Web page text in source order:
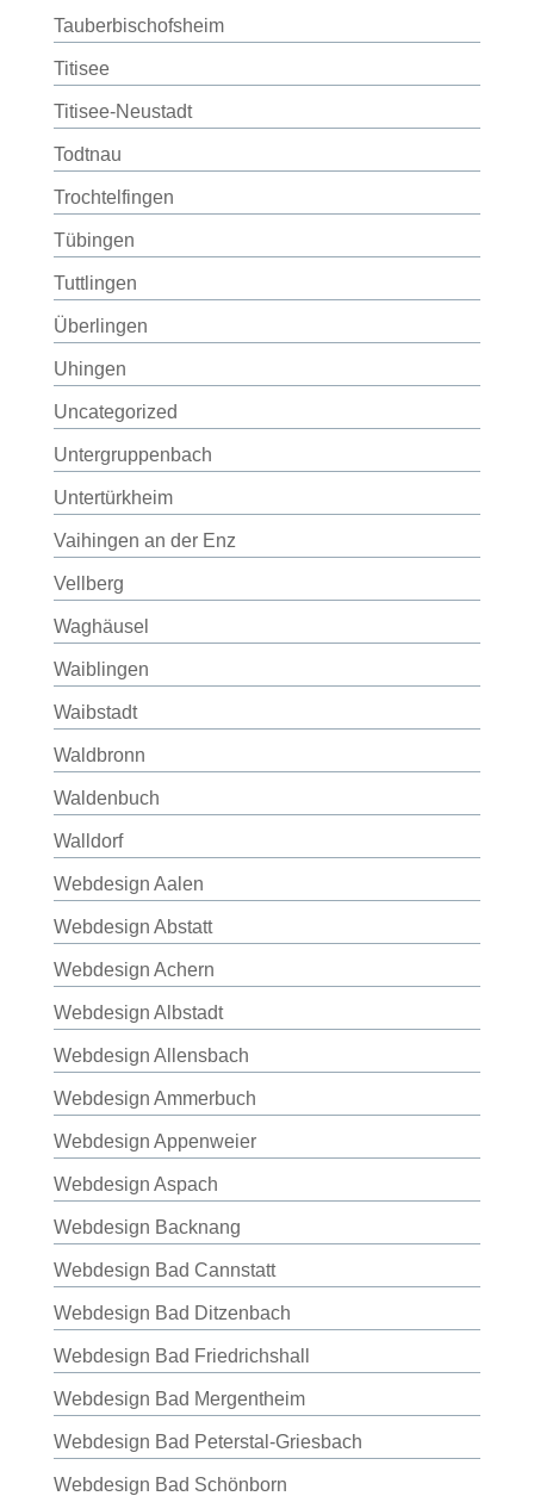
Tauberbischofsheim
Titisee
Titisee-Neustadt
Todtnau
Trochtelfingen
Tübingen
Tuttlingen
Überlingen
Uhingen
Uncategorized
Untergruppenbach
Untertürkheim
Vaihingen an der Enz
Vellberg
Waghäusel
Waiblingen
Waibstadt
Waldbronn
Waldenbuch
Walldorf
Webdesign Aalen
Webdesign Abstatt
Webdesign Achern
Webdesign Albstadt
Webdesign Allensbach
Webdesign Ammerbuch
Webdesign Appenweier
Webdesign Aspach
Webdesign Backnang
Webdesign Bad Cannstatt
Webdesign Bad Ditzenbach
Webdesign Bad Friedrichshall
Webdesign Bad Mergentheim
Webdesign Bad Peterstal-Griesbach
Webdesign Bad Schönborn